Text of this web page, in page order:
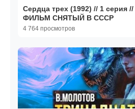
Сердца трех (1992) // 1 серия
ФИЛЬМ СНЯТЫЙ В СССР
4 764 просмотров